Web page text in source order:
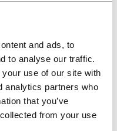
and ads, to
to analyse our traffic.
use of our site with
analytics partners who
that you’ve
from your use